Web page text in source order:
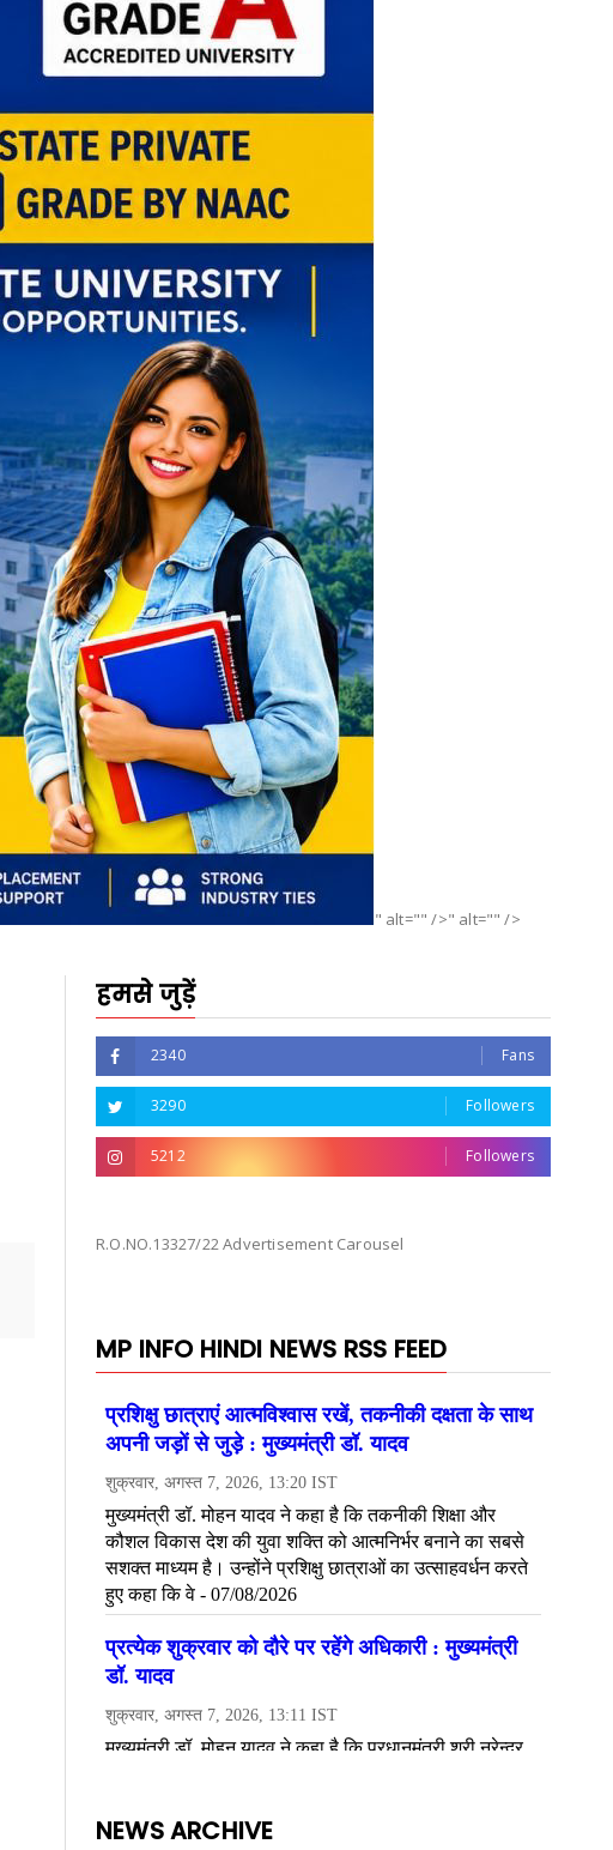
" alt="" />" alt="" />
हमसे जुड़ें
2340 Fans
3290 Followers
5212 Followers
R.O.NO.13327/22 Advertisement Carousel
MP INFO HINDI NEWS RSS FEED
NEWS ARCHIVE